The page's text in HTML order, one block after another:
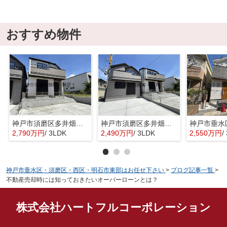
おすすめ物件
2,790万円/ 3LDK
2,490万円/ 3LDK 2,550万円/
神戸市垂水区・須磨区・西区・明石市東部はお任せ下さい > ブログ記事一覧 >
不動産売却時には知っておきたいオーバーローンとは？
株式会社ハートフルコーポレーション